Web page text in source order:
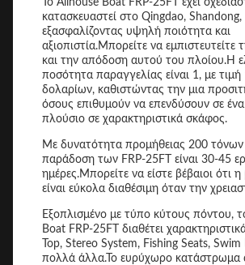
κατασκευαστεί στο Qingdao, Shandong,
εξασφαλίζοντας υψηλή ποιότητα και
αξιοπιστία.Μπορείτε να εμπιστευτείτε
και την απόδοση αυτού του πλοίου.Η
ποσότητα παραγγελίας είναι 1, με
δολαρίων, καθιστώντας την μια
όσους επιθυμούν να επενδύσουν σε ένα
πλούσιο σε χαρακτηριστικά σκάφος.
Με δυνατότητα προμήθειας 200
παράδοση των FRP-25FT είναι 30-45
ημέρες.Μπορείτε να είστε βέβαιοι ότι
είναι εύκολα διαθέσιμη όταν την
Εξοπλισμένο με τύπο κύτους πόντου,
Boat FRP-25FT διαθέτει
Top, Stereo System, Fishing Seats, Swim
πολλά άλλα.Το ευρύχωρο κατάστρωμα